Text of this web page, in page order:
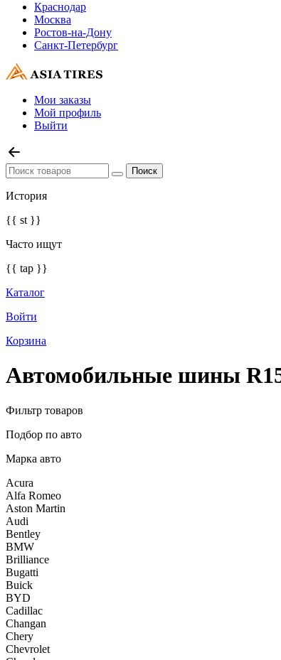
Краснодар
Москва
Ростов-на-Дону
Санкт-Петербург
Мои заказы
Мой профиль
Выйти
История
{{ st }}
Часто ищут
{{ tap }}
Каталог
Войти
Корзина
Автомобильные шины
Фильтр товаров
Подбор по авто
Марка авто
Acura
Alfa Romeo
Aston Martin
Audi
Bentley
BMW
Brilliance
Bugatti
Buick
BYD
Cadillac
Changan
Chery
Chevrolet